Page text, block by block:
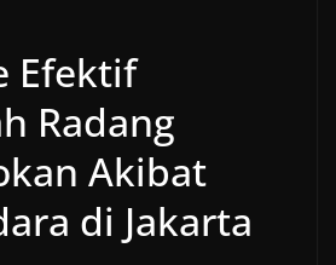
Efektif
Radang
Akibat
di Jakarta